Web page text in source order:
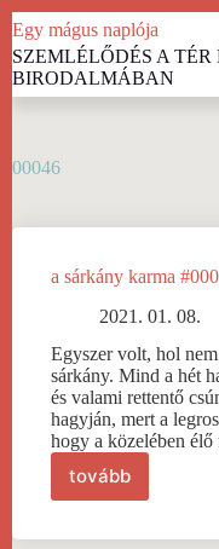
Skip
to
content
Egy mágus naplója
SZEMLÉLŐDÉS A TÉR
BIRODALMÁBAN
00046
a sárkány karma
2021. 01. 08.
Egyszer volt, hol
sárkány. Mind a hét
és valami rettentő
hagyján, mert a
hogy a közelében
tovább
a
sárkány